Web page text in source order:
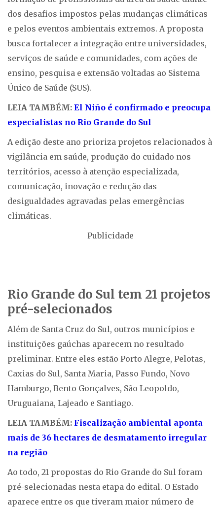
dos desafios impostos pelas mudanças climáticas
e pelos eventos ambientais extremos. A proposta
busca fortalecer a integração entre universidades,
serviços de saúde e comunidades, com ações de
ensino, pesquisa e extensão voltadas ao Sistema
Único de Saúde (SUS).
LEIA TAMBÉM: El Niño é confirmado e preocupa
especialistas no Rio Grande do Sul
A edição deste ano prioriza projetos relacionados à
vigilância em saúde, produção do cuidado nos
territórios, acesso à atenção especializada,
comunicação, inovação e redução das
desigualdades agravadas pelas emergências
climáticas.
Publicidade
Rio Grande do Sul tem 21 projetos
pré-selecionados
Além de Santa Cruz do Sul, outros municípios e
instituições gaúchas aparecem no resultado
preliminar. Entre eles estão Porto Alegre, Pelotas,
Caxias do Sul, Santa Maria, Passo Fundo, Novo
Hamburgo, Bento Gonçalves, São Leopoldo,
Uruguaiana, Lajeado e Santiago.
LEIA TAMBÉM: Fiscalização ambiental aponta
mais de 36 hectares de desmatamento irregular
na região
Ao todo, 21 propostas do Rio Grande do Sul foram
pré-selecionadas nesta etapa do edital. O Estado
aparece entre os que tiveram maior número de